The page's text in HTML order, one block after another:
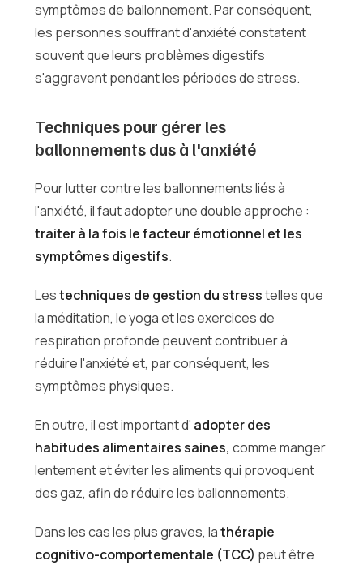
symptômes de ballonnement. Par conséquent,
les personnes souffrant d'anxiété constatent
souvent que leurs problèmes digestifs
s'aggravent pendant les périodes de stress.
Techniques pour gérer les
ballonnements dus à l'anxiété
Pour lutter contre les ballonnements liés à
l'anxiété, il faut adopter une double approche :
traiter à la fois le facteur émotionnel et les
symptômes digestifs.
Lestechniques de gestion du stresstelles que
la méditation, le yoga et les exercices de
respiration profonde peuvent contribuer à
réduire l'anxiété et, par conséquent, les
symptômes physiques.
En outre, il est important d' adopter des
habitudes alimentaires saines, comme manger
lentement et éviter les aliments qui provoquent
des gaz, afin de réduire les ballonnements.
Dans les cas les plus graves, lathérapie
cognitivo-comportementale (TCC) peut être